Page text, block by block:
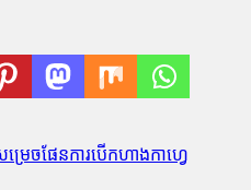
េចផែនការបើកហាងកាហ្វេ